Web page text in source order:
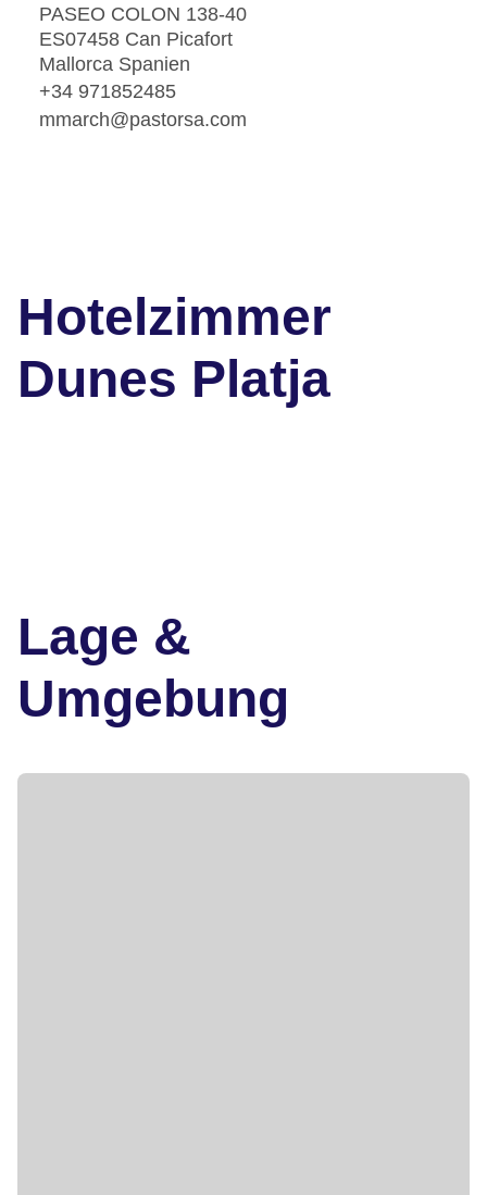
PASEO COLON 138-40
ES07458 Can Picafort
Mallorca Spanien
+34 971852485
mmarch@pastorsa.com
Hotelzimmer
Dunes Platja
Lage &
Umgebung